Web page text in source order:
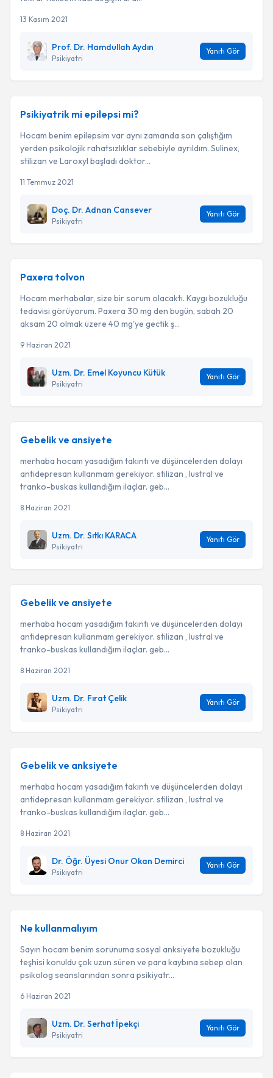
13 Kasım 2021
Prof. Dr. Hamdullah Aydın
Psikiyatri
Yanıtı Gör
Psikiyatrik mi epilepsi mi?
Hocam benim epilepsim var aynı zamanda son çalıştığım
yerden psikolojik rahatsızlıklar sebebiyle ayrıldım. Sulinex,
stilizan ve Laroxyl başladı doktor...
11 Temmuz 2021
Doç. Dr. Adnan Cansever
Psikiyatri
Yanıtı Gör
Paxera tolvon
Hocam merhabalar, size bir sorum olacaktı. Kaygı bozukluğu
tedavisi görüyorum. Paxera 30 mg den bugün, sabah 20
aksam 20 olmak üzere 40 mg'ye gectik ş...
9 Haziran 2021
Uzm. Dr. Emel Koyuncu Kütük
Psikiyatri
Yanıtı Gör
Gebelik ve ansiyete
merhaba hocam yasadığım takıntı ve düşüncelerden dolayı
antidepresan kullanmam gerekiyor. stilizan , lustral ve
tranko-buskas kullandığım ilaçlar. geb...
8 Haziran 2021
Uzm. Dr. Sıtkı KARACA
Psikiyatri
Yanıtı Gör
Gebelik ve ansiyete
merhaba hocam yasadığım takıntı ve düşüncelerden dolayı
antidepresan kullanmam gerekiyor. stilizan , lustral ve
tranko-buskas kullandığım ilaçlar. geb...
8 Haziran 2021
Uzm. Dr. Fırat Çelik
Psikiyatri
Yanıtı Gör
Gebelik ve anksiyete
merhaba hocam yasadığım takıntı ve düşüncelerden dolayı
antidepresan kullanmam gerekiyor. stilizan , lustral ve
tranko-buskas kullandığım ilaçlar. geb...
8 Haziran 2021
Dr. Öğr. Üyesi Onur Okan Demirci
Psikiyatri
Yanıtı Gör
Ne kullanmalıyım
Sayın hocam benim sorunuma sosyal anksiyete bozukluğu
teşhisi konuldu çok uzun süren ve para kaybına sebep olan
psikolog seanslarından sonra psikiyatr...
6 Haziran 2021
Uzm. Dr. Serhat İpekçi
Psikiyatri
Yanıtı Gör